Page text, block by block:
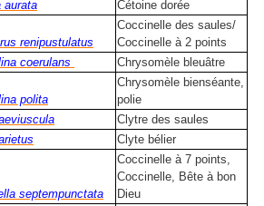
aurata Cétoine dorée
renipustulatus
Coccinelle des saules/
Coccinelle à 2 points
coerulans Chrysomèle bleuâtre
polita
Chrysomèle bienséante,
polie
Clytre des saules
Clyte bélier
septempunctata
Coccinelle à 7 points,
Coccinelle, Bête à bon
Dieu